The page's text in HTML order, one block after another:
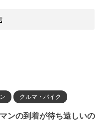
クルマ・バイク
ンの到着が待ち遠しいの